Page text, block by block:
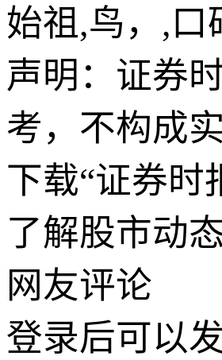
始祖,鸟，,口
声明：证券
考，不构成
下载“证券时
了解股市动
网友评论
登录后可以